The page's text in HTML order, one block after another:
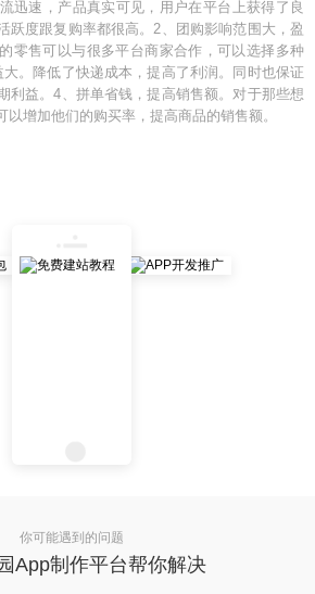
迅速，产品真实可见，用户在平台上获得了良
跃度跟复购率都很高。2、团购影响范围大，盈
零售可以与很多平台商家合作，可以选择多种
。降低了快递成本，提高了利润。同时也保证
利益。4、拼单省钱，提高销售额。对于那些想
增加他们的购买率，提高商品的销售额。
你可能遇到的问题
App制作平台帮你解决